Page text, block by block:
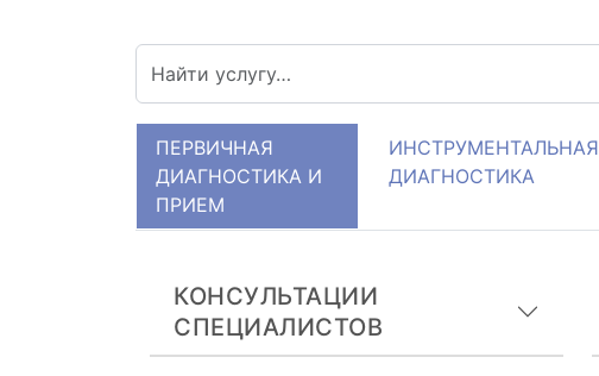
ПЕРВИЧНАЯ
ДИАГНОСТИКА И
ПРИЕМ
ИНСТРУМЕНТАЛЬНАЯ
ДИАГНОСТИКА
КОНСУЛЬТАЦИИ
СПЕЦИАЛИСТОВ